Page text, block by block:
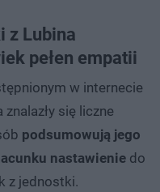
z Lubina
pełen empatii
w internecie
się liczne
podsumowują jego
nastawienie do
z jednostki.